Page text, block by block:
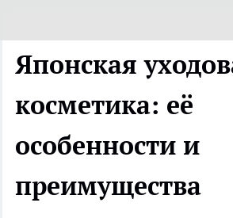
Японская
косметика: её
особенности и
преимущества